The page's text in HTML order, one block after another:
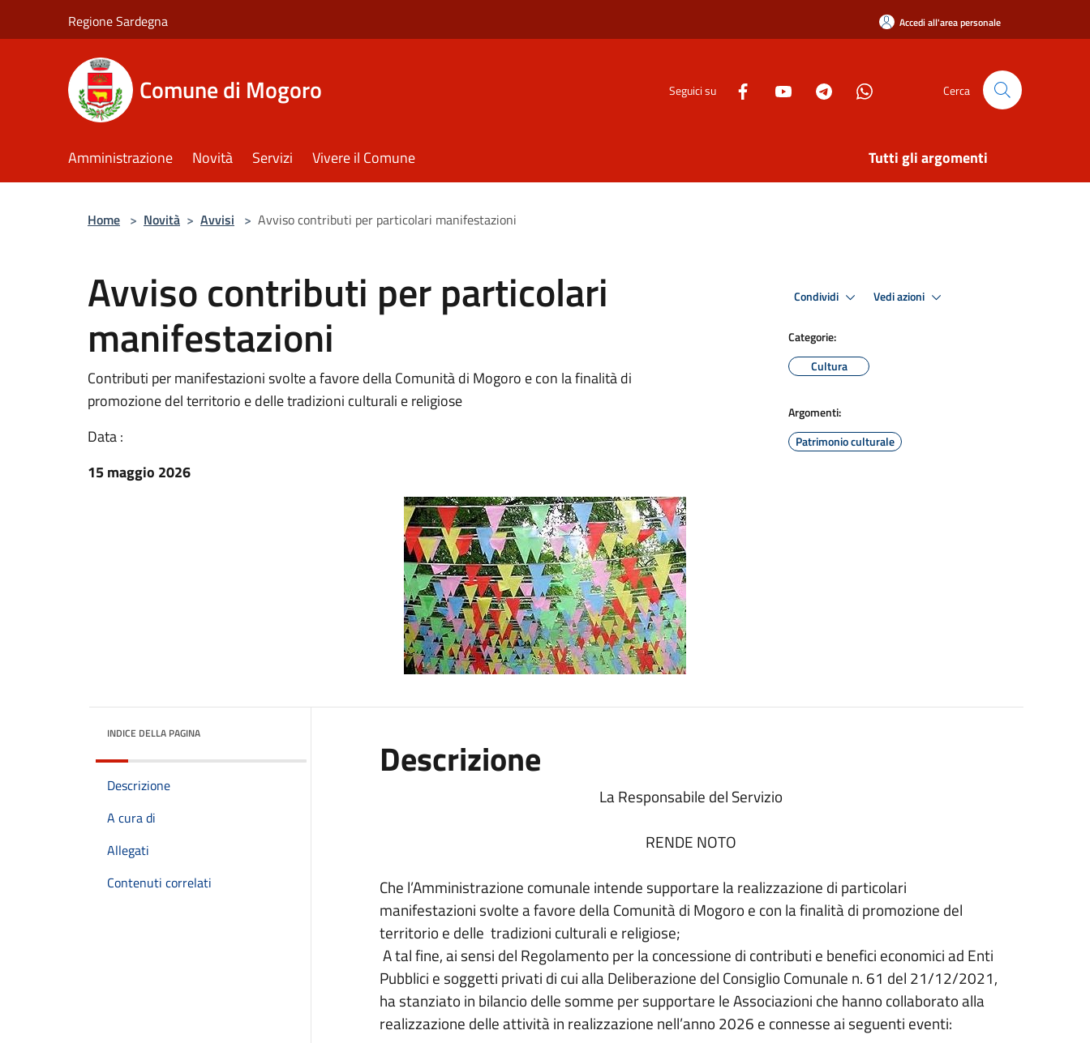
Regione Sardegna Accedi all'area personale
Comune di Mogoro Seguici su Cerca
Amministrazione Novità Servizi Vivere il Comune Tutti gli argomenti
Home > Novità > Avvisi > Avviso contributi per particolari manifestazioni
Avviso contributi per particolari
manifestazioni
Contributi per manifestazioni svolte a favore della Comunità di Mogoro e con la finalità di
promozione del territorio e delle tradizioni culturali e religiose
Data :
15 maggio 2026
Condividi Vedi azioni
Categorie:
Cultura
Argomenti:
Patrimonio culturale
INDICE DELLA PAGINA
Descrizione
A cura di
Allegati
Contenuti correlati
Descrizione
La Responsabile del Servizio
RENDE NOTO
Che l’Amministrazione comunale intende supportare larealizzazione di particolari
manifestazioni svolte a favore della Comunitàdi Mogoro e con la finalità di promozione del
territorio e delle tradizioni culturali e religiose;
A tal fine, ai sensi del Regolamento per la concessione di contributi e benefici economici ad Enti
Pubblici e soggetti privati di cui allaDeliberazione del Consiglio Comunale n. 61 del 21/12/2021,
ha stanziato in bilancio delle somme per supportare le Associazioni che hanno collaboratoalla
realizzazione delle attività in realizzazione nell’anno 2026 e connesse ai seguenti eventi: